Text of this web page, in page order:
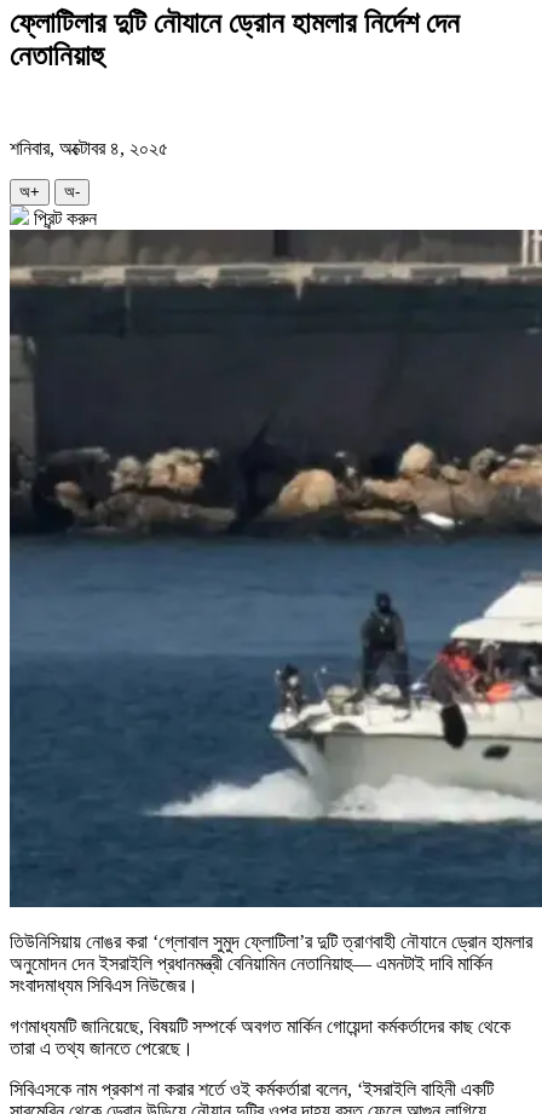
ফ্লোটিলার দুটি নৌযানে ড্রোন হামলার নির্দেশ দেন
নেতানিয়াহু
শনিবার, অক্টোবর ৪, ২০২৫
অ+ অ-
প্রিন্ট করুন
তিউনিসিয়ায় নোঙর করা ‘গ্লোবাল সুমুদ ফ্লোটিলা’র দুটি ত্রাণবাহী নৌযানে ড্রোন হামলার
অনুমোদন দেন ইসরাইলি প্রধানমন্ত্রী বেনিয়ামিন নেতানিয়াহু— এমনটাই দাবি মার্কিন
সংবাদমাধ্যম সিবিএস নিউজের।
গণমাধ্যমটি জানিয়েছে, বিষয়টি সম্পর্কে অবগত মার্কিন গোয়েন্দা কর্মকর্তাদের কাছ থেকে
তারা এ তথ্য জানতে পেরেছে।
সিবিএসকে নাম প্রকাশ না করার শর্তে ওই কর্মকর্তারা বলেন, ‘ইসরাইলি বাহিনী একটি